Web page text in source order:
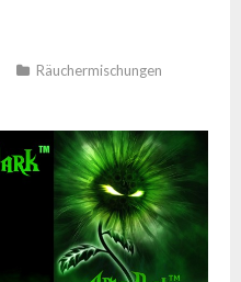
Räuchermischungen